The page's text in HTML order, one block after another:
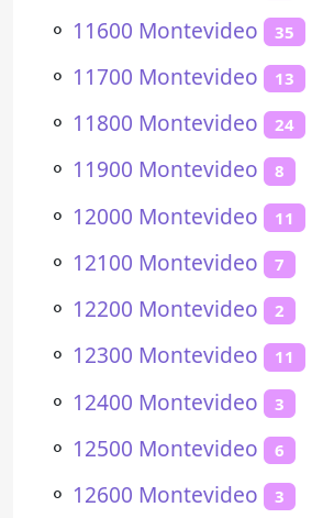
⚬ 11600 Montevideo 35
⚬ 11700 Montevideo 13
⚬ 11800 Montevideo 24
⚬ 11900 Montevideo 8
⚬ 12000 Montevideo 11
⚬ 12100 Montevideo 7
⚬ 12200 Montevideo 2
⚬ 12300 Montevideo 11
⚬ 12400 Montevideo 3
⚬ 12500 Montevideo 6
⚬ 12600 Montevideo 3